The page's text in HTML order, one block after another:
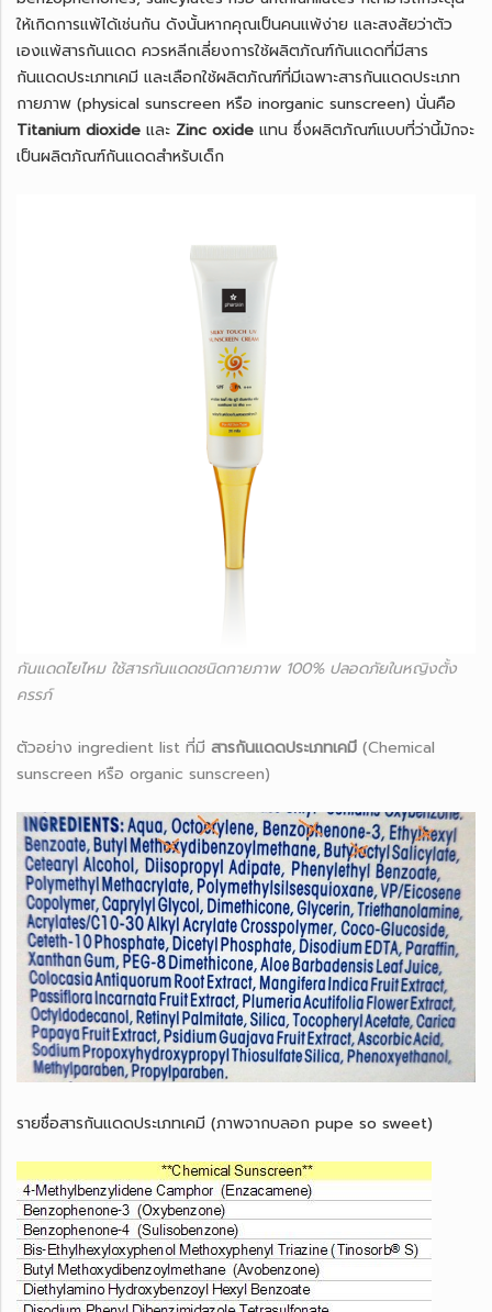
ให้เกิดการแพ้ได้เช่นกัน ดังนั้นหากคุณเป็นคนแพ้ง่าย และสงสัยว่าตัว
เองแพ้สารกันแดด ควรหลีกเลี่ยงการใช้ผลิตภัณฑ์กันแดดที่มีสาร
กันแดดประเภทเคมี และเลือกใช้ผลิตภัณฑ์ที่มีเฉพาะสารกันแดดประเภท
กายภาพ (physical sunscreen หรือ inorganic sunscreen) นั่นคือ
Titanium dioxide และ Zinc oxide แทน ซึ่งผลิตภัณฑ์แบบที่ว่านี้มักจะ
เป็นผลิตภัณฑ์กันแดดสำหรับเด็ก
กันแดดไยไหม ใช้สารกันแดดชนิดกายภาพ 100% ปลอดภัยในหญิงตั้ง
ครรภ์
ตัวอย่าง ingredient list ที่มี สารกันแดดประเภทเคมี (Chemical
sunscreen หรือ organic sunscreen)
รายชื่อสารกันแดดประเภทเคมี (ภาพจากบลอก pupe so sweet)